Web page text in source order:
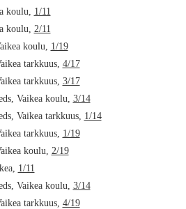
koulu, 1/11
koulu, 2/11
koulu, 1/19
tarkkuus, 4/17
tarkkuus, 3/17
Vaikea koulu, 3/14
Vaikea tarkkuus, 1/14
tarkkuus, 1/19
koulu, 2/19
1/11
Vaikea koulu, 3/14
tarkkuus, 4/19